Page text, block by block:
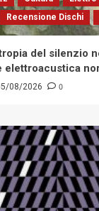
Recensione Dischi
del silenzio
elettroacustica
08/2026 0